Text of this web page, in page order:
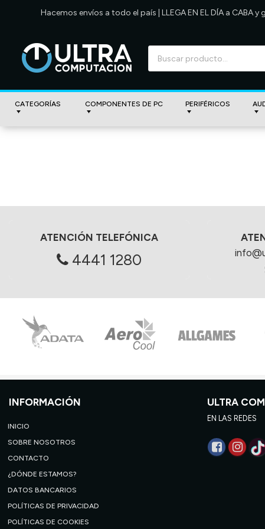
Hacemos envíos a todo el país | LLEGA EN EL DÍA a
CATEGORÍAS COMPONENTES DE PC PERIFÉRICOS
ATENCIÓN TELEFÓNICA
4441 1280
INFORMACIÓN
INICIO
SOBRE NOSOTROS
CONTACTO
¿DÓNDE ESTAMOS?
DATOS BANCARIOS
POLÍTICAS DE PRIVACIDAD
POLÍTICAS DE COOKIES
ULTRA
EN LAS REDES